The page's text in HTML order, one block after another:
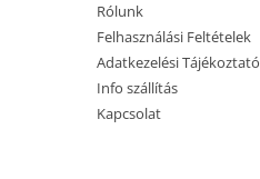
Rólunk
Felhasználási Feltételek
Adatkezelési Tájékoztató
Info szállítás
Kapcsolat